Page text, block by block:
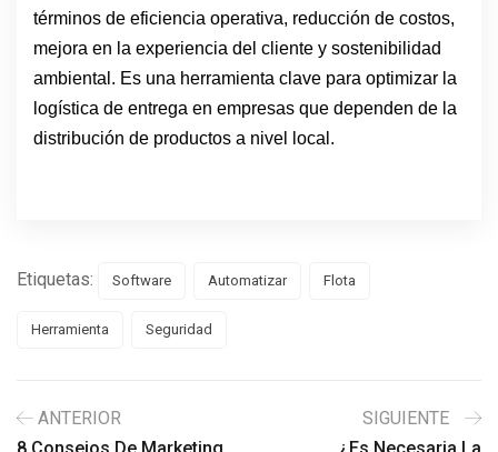
términos de eficiencia operativa, reducción de costos,
mejora en la experiencia del cliente y sostenibilidad
ambiental. Es una herramienta clave para optimizar la
logística de entrega en empresas que dependen de la
distribución de productos a nivel local.
Etiquetas: Software Automatizar Flota
Herramienta Seguridad
ANTERIOR
SIGUIENTE